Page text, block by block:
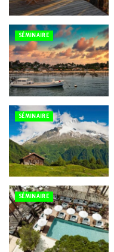
SÉMINAIRE
SÉMINAIRE
SÉMINAIRE